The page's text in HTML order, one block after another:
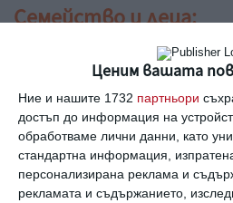
Ценим вашата
Ние и нашите 1732 партньори
достъп до информация на
обработваме лични данни, като
стандартна информация,
персонализирана реклама и
рекламата и съдържанието,
Семейство и деца:
Децата допринасят за
седмицата. Имате усещането, че
правят напук и да ви изнервят
малчуганите в тази възраст.
лъвхороскопседмиченпрогноза
семействодеца